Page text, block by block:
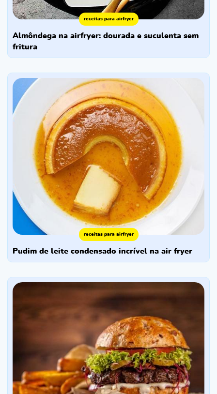
receitas para airfryer
almôndega na airfryer: dourada e suculenta sem
fritura
receitas para airfryer
pudim de leite condensado incrível na air fryer